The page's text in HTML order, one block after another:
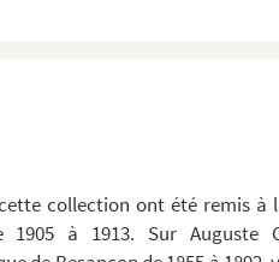
collection ont été remis à
1905 à 1913. Sur Auguste